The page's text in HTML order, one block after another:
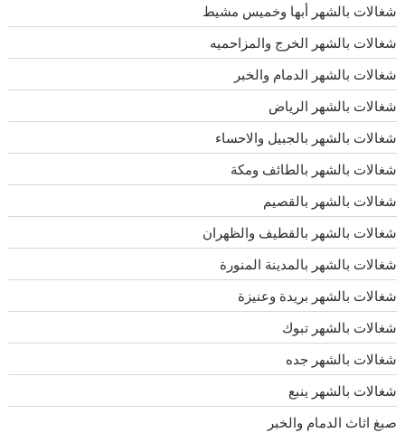
شغالات بالشهر أبها وخميس مشيط
شغالات بالشهر الخرج والمزاحميه
شغالات بالشهر الدمام والخبر
شغالات بالشهر الرياض
شغالات بالشهر بالجبيل والاحساء
شغالات بالشهر بالطائف ومكة
شغالات بالشهر بالقصيم
شغالات بالشهر بالقطيف والظهران
شغالات بالشهر بالمدينة المنورة
شغالات بالشهر بريدة وعنيزة
شغالات بالشهر تبوك
شغالات بالشهر جده
شغالات بالشهر ينبع
صبغ اثاث الدمام والخبر